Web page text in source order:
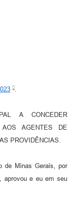
.
A CONCEDER
AOS AGENTES DE
PROVIDÊNCIAS.
de Minas Gerais, por
aprovou e eu em seu